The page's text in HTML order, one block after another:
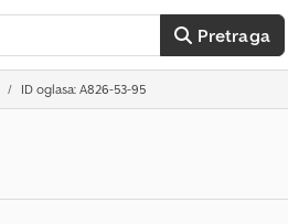
Pretraga
ID oglasa: A826-53-95